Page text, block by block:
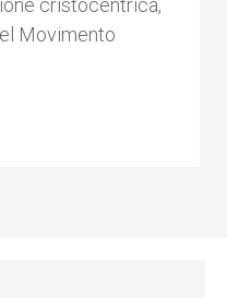
cristocentrica,
Movimento